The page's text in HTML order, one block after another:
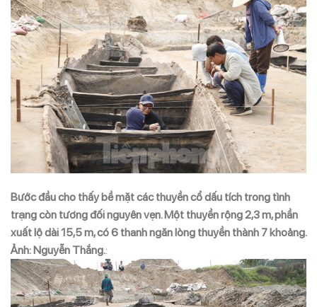
Bước đầu cho thấy bề mặt các thuyền cổ dấu tích trong tình
trạng còn tương đối nguyên vẹn. Một thuyền rộng 2,3 m, phần
xuất lộ dài 15,5 m, có 6 thanh ngăn lòng thuyền thành 7 khoảng.
Ảnh: Nguyễn Thắng.: